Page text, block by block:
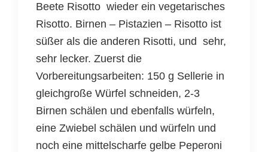
Beete Risotto wieder ein vegetarisches
Risotto. Birnen – Pistazien – Risotto ist
süßer als die anderen Risotti, und sehr,
sehr lecker. Zuerst die
Vorbereitungsarbeiten: 150 g Sellerie in
gleichgroße Würfel schneiden, 2-3
Birnen schälen und ebenfalls würfeln,
eine Zwiebel schälen und würfeln und
noch eine mittelscharfe gelbe Peperoni